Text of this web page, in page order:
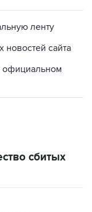
ленту
новостей сайта
официальном
сбитых